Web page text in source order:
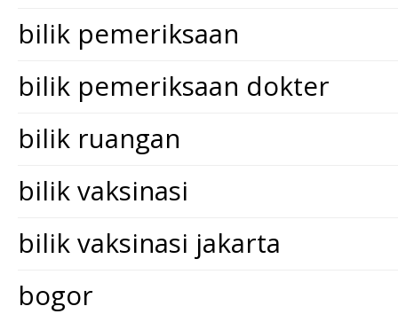
bilik pemeriksaan
bilik pemeriksaan dokter
bilik ruangan
bilik vaksinasi
bilik vaksinasi jakarta
bogor